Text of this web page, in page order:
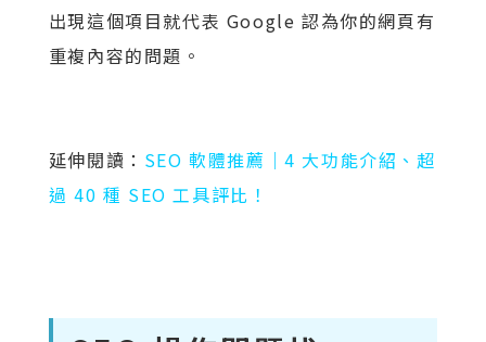
出現這個項目就代表 Google 認為你的網頁有
重複內容的問題。
延伸閱讀： SEO 軟體推薦｜4 大功能介紹、超
過 40 種 SEO 工具評比！